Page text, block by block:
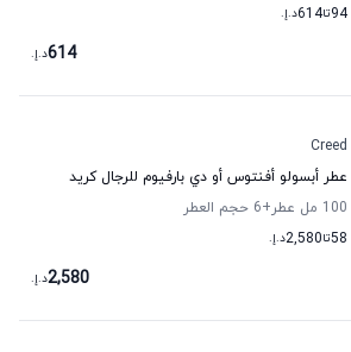
94تا614د.إ.
614د.إ.
Creed
عطر أبسولو أفنتوس أو دي بارفيوم للرجال كريد
100 مل عطر
+6
حجم العطر
58تا2,580د.إ.
2,580د.إ.